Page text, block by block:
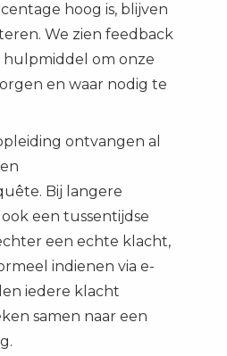
hoog is, blijven
We zien feedback
hulpmiddel om onze
en waar nodig te
ontvangen al
Bij langere
een tussentijdse
een echte klacht,
indienen via e-
iedere klacht
samen naar een